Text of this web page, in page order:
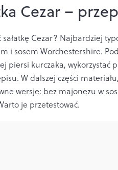
Cezar –
sałatkę Cezar? Najbardziej
i sosem Worchestershire.
piersi kurczaka, wykorzystać
W dalszej części
wersje: bez majonezu w
je przetestować.